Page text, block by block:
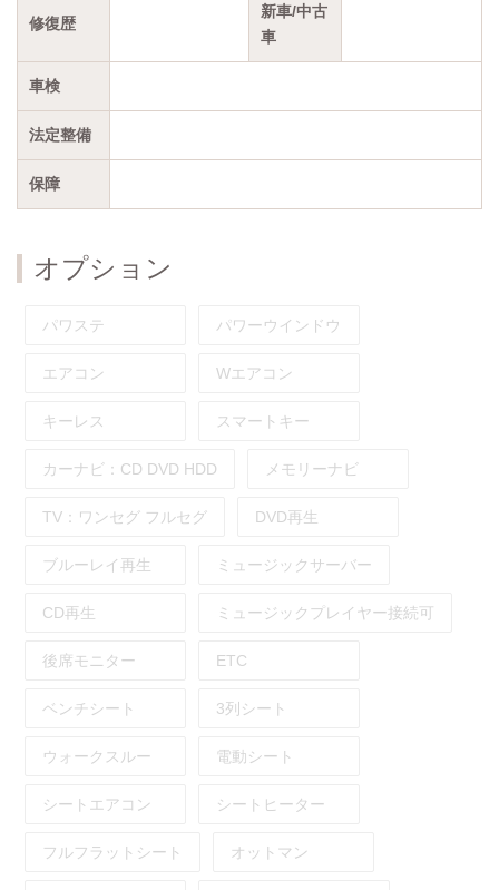
修復歴
新車/中古
車
車検
法定整備
保障
オプション
パワステ パワーウインドウ
エアコン Wエアコン
キーレス スマートキー
カーナビ： CD DVD HDD メモリーナビ
TV： ワンセグ フルセグ DVD再生
ブルーレイ再生 ミュージックサーバー
CD再生 ミュージックプレイヤー接続可
後席モニター ETC
ベンチシート 3列シート
ウォークスルー 電動シート
シートエアコン シートヒーター
フルフラットシート オットマン